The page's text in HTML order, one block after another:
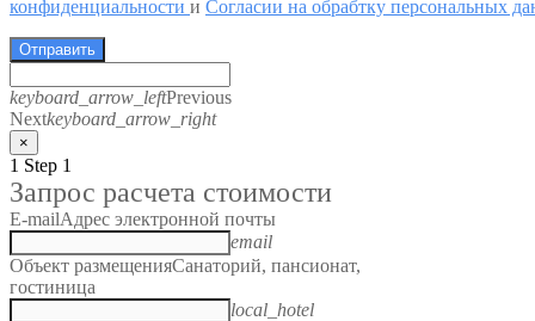
конфиденциальности и Согласии на обрабтку персональных
Отправить
keyboard_arrow_leftPrevious
Nextkeyboard_arrow_right
×
1 Step 1
Запрос расчета стоимости
E-mailАдрес электронной почты
email
Объект размещенияСанаторий, пансионат,
гостиница
local_hotel